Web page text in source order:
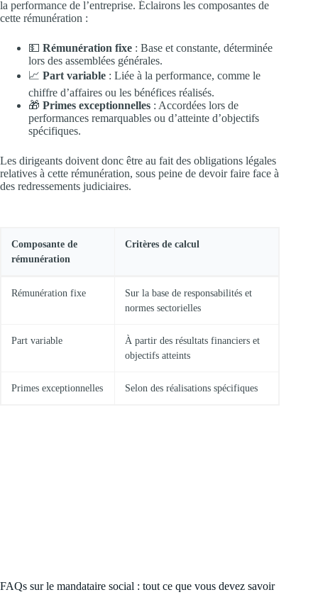
la performance de l’entreprise. Éclairons les composantes de
cette rémunération :
💵 Rémunération fixe : Base et constante, déterminée
lors des assemblées générales.
📈 Part variable : Liée à la performance, comme le
chiffre d’affaires ou les bénéfices réalisés.
🎁 Primes exceptionnelles : Accordées lors de
performances remarquables ou d’atteinte d’objectifs
spécifiques.
Les dirigeants doivent donc être au fait des obligations légales
relatives à cette rémunération, sous peine de devoir faire face à
des redressements judiciaires.
Composante de
rémunération
Critères de calcul
Rémunération fixe
Sur la base de responsabilités et
normes sectorielles
Part variable
À partir des résultats financiers et
objectifs atteints
Primes exceptionnelles Selon des réalisations spécifiques
FAQs sur le mandataire social : tout ce que vous devez savoir